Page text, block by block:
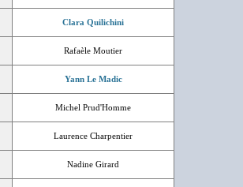
Clara Quilichini
Rafaèle Moutier
Yann Le Madic
Michel Prud'Homme
Laurence Charpentier
Nadine Girard